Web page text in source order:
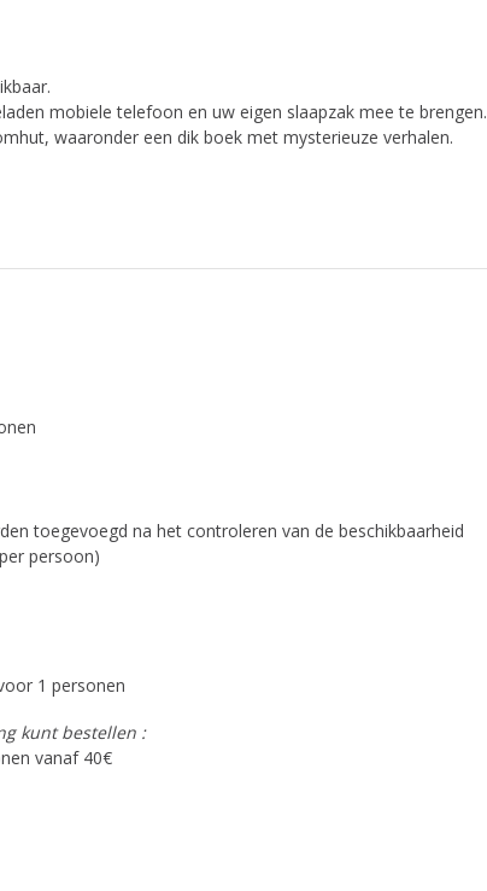
mobiele telefoon en uw eigen slaapzak mee te brengen.
waaronder een dik boek met mysterieuze verhalen.
toegevoegd na het controleren van de beschikbaarheid
persoon)
1 personen
kunt bestellen :
vanaf 40€